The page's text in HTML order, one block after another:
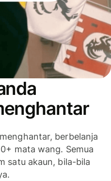
berbelanja
mata wang. Semua
satu akaun, bila-bila